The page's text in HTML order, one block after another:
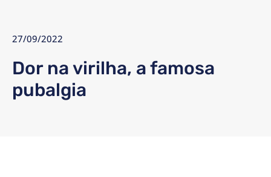
27/09/2022
Dor na virilha, a famosa
pubalgia